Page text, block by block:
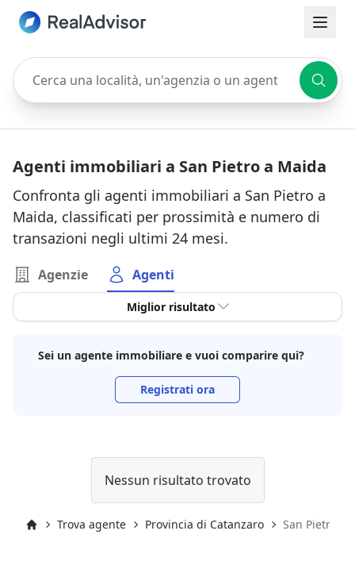
Cerca una località, un'agenzia o un agente
Agenti immobiliari a San Pietro a Maida
Confronta gli agenti immobiliari a San Pietro a
Maida, classificati per prossimità e numero di
transazioni negli ultimi 24 mesi.
Agenzie Agenti
Miglior risultato
Sei un agente immobiliare e vuoi comparire qui?
Registrati ora
Nessun risultato trovato
Trova agente Provincia di Catanzaro San Pietro a